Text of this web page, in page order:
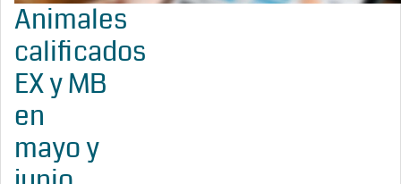
Animales
calificados
EX y MB
en
mayo y